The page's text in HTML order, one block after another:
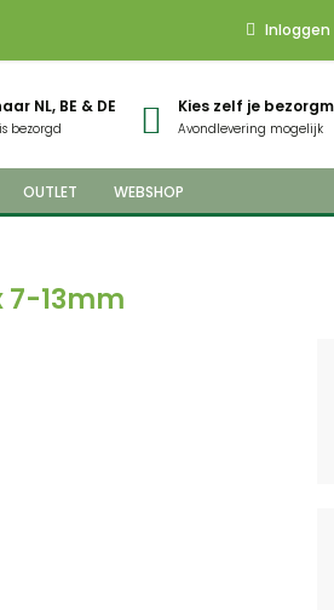
Inloggen
NL, BE & DE
bezorgd
Kies zelf je
Avondlevering mogelijk
OUTLET WEBSHOP
7-13mm